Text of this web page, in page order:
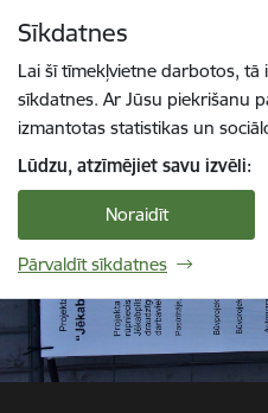
Sīkdatnes
Lai šī tīmekļvietne darbotos,
sīkdatnes. Ar Jūsu piekrišanu
izmantotas statistikas un
Lūdzu, atzīmējiet savu izvēli:
Noraidīt
Pārvaldīt sīkdatnes
1 / 5